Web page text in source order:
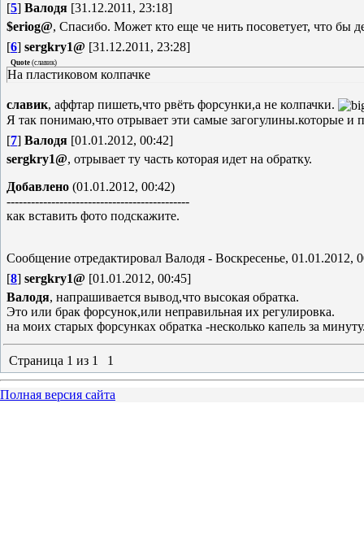
[5] Валодя [31.12.2011, 23:18]
$eriog@, Спасибо. Может кто еще че нить посоветует, что бы
[6] sergkry1@ [31.12.2011, 23:28]
Quote (славик)
На пластиковом колпачке
славик, аффтар пишеть,что рвёть форсунки,а не колпачки.
Я так понимаю,что отрывает эти самые загогулины.которые
[7] Валодя [01.01.2012, 00:42]
sergkry1@, отрывает ту часть которая идет на обратку.
Добавлено (01.01.2012, 00:42)
---------------------------------------------
как вставить фото подскажите.
Сообщение отредактировал Валодя - Воскресенье, 01.01.2012,
[8] sergkry1@ [01.01.2012, 00:45]
Валодя, напрашивается вывод,что высокая обратка.
Это или брак форсунок,или неправильная их регулировка.
на моих старых форсунках обратка -несколько капель за
Страница 1 из 1 1
Полная версия сайта